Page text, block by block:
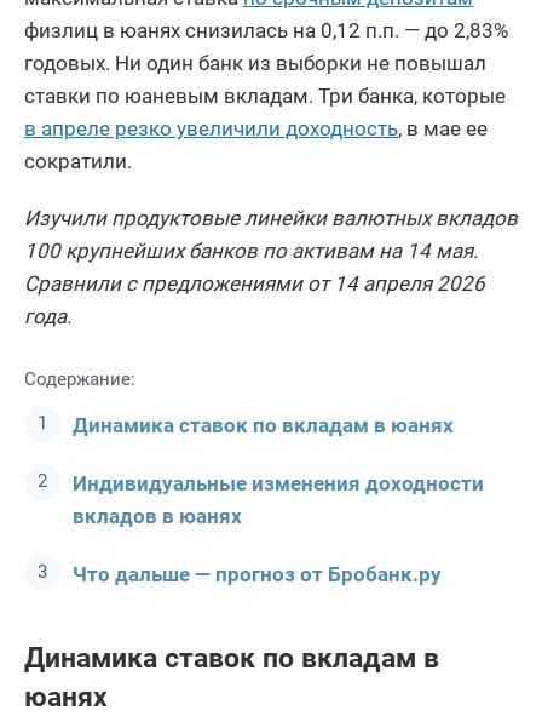
физлиц в юанях снизилась на 0,12 п.п. — до 2,83%
годовых. Ни один банк из выборки не повышал
ставки по юаневым вкладам. Три банка, которые
в апреле резко увеличили доходность, в мае ее
сократили.
Изучили продуктовые линейки валютных вкладов
100 крупнейших банков по активам на 14 мая.
Сравнили с предложениями от 14 апреля 2026
года.
Содержание:
Динамика ставок по вкладам в юанях
Индивидуальные изменения доходности
вкладов в юанях
Что дальше — прогноз от Бробанк.ру
Динамика ставок по вкладам в
юанях